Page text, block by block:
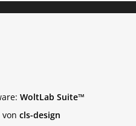
WoltLab Suite™
von cls-design